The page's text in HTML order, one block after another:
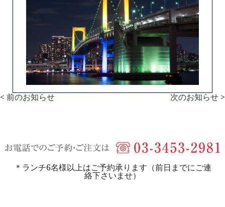
< 前のお知らせ 次のお知らせ >
＊ランチ6名様以上はご予約承ります（前日までにご連
絡下さいませ）